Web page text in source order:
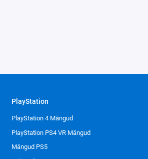
PlayStation
PlayStation 4 Mängud
PlayStation PS4 VR Mängud
Mängud PS5